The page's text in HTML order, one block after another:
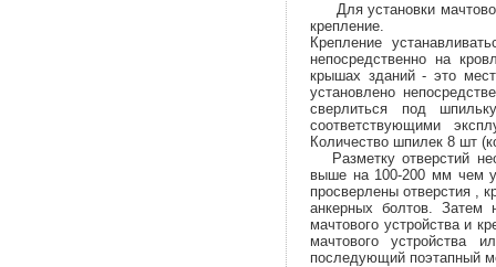
Для установки
крепление.
Крепление
непосредственно на
крышах зданий - это
установлено
сверлиться под
соответствующими
Количество шпилек 8 шт
Разметку отверстий
выше на 100-200 мм чем
просверлены отверстия ,
анкерных болтов. Затем
мачтового устройства и
мачтового устройства
последующий поэтапный